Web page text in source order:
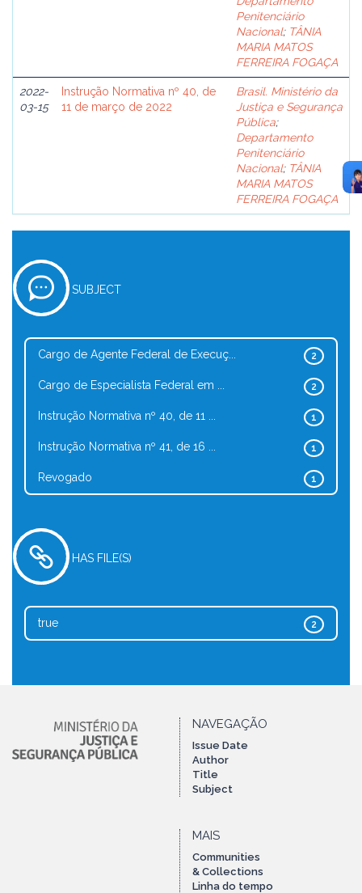
Penitenciário
Nacional; TÂNIA
MARIA MATOS
FERREIRA FOGAÇA
2022-
03-15
Instrução Normativa nº 40, de
11 de março de 2022
Brasil. Ministério da
Justiça e Segurança
Pública;
Departamento
Penitenciário
Nacional; TÂNIA
MARIA MATOS
FERREIRA FOGAÇA
SUBJECT
2
Cargo de Agente Federal de Execuç...
2
Cargo de Especialista Federal em ...
1
Instrução Normativa nº 40, de 11 ...
1
Instrução Normativa nº 41, de 16 ...
1
Revogado
HAS FILE(S)
2
true
NAVEGAÇÃO
Issue Date
Author
Title
Subject
MAIS
Communities
& Collections
Linha do tempo